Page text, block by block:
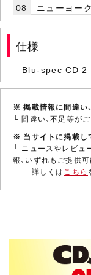
08
ニューヨー
仕様
Blu-spec CD 2
※ 掲載情報に間違い
└ 間違い、不足等が
※ 当サイトに掲載し
└ ニュースやレビュ
報、いずれもご提供可
詳しくはこちら